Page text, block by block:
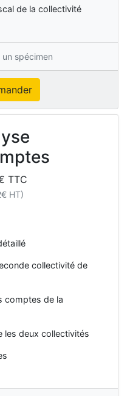
de la collectivité
spécimen
TTC
€ HT)
collectivité de
comptes de la
les deux collectivités